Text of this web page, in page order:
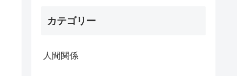
カテゴリー
人間関係